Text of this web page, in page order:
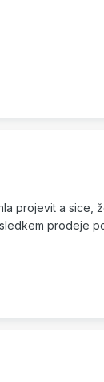
projevit a sice,
prodeje